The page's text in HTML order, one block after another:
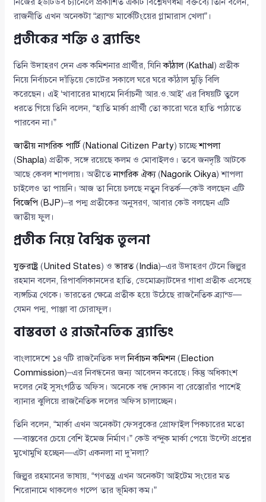
রাজনীতি এখন অনেকটা “ব্র্যান্ড মার্কেটিংয়ের গ্লামারাস খেলা”।
প্রতীকের শক্তি ও ব্র্যান্ডিং
তিনি উদাহরণ দেন এক কমিশনার প্রার্থীর, যিনিকাঁঠাল(Kathal ) প্রতীক
নিয়ে নির্বাচনে দাঁড়িয়ে ভোটের সকালে ঘরে ঘরে কাঁঠাল মুড়ি বিলি
করেছেন। এই ‘খাবারের মাধ্যমে নির্বাচনী আর.ও.আই’ এর বিষয়টি তুলে
ধরতে গিয়ে তিনি বলেন, “হাতি মার্কা প্রার্থী তো কারো ঘরে হাতি পাঠাতে
পারবেন না।”
জাতীয় নাগরিক পার্টি (National Citizen Party) চাচ্ছেশাপলা
(Shapla) প্রতীক, সঙ্গে রয়েছে কলম ও মোবাইলও। তবে জনদৃষ্টি আটকে
আছে কেবল শাপলায়। অতীতেনাগরিক ঐক্য(Nagorik Oikya) শাপলা
চাইলেও তা পায়নি। আজ তা নিয়ে চলছে নতুন বিতর্ক—কেউ বলছেন এটি
বিজেপি (BJP)–র পদ্ম প্রতীকের অনুসরণ, আবার কেউ বলছেন এটি
জাতীয় ফুল।
প্রতীক নিয়ে বৈশ্বিক তুলনা
যুক্তরাষ্ট্র (United States) ওভারত( India)–এর উদাহরণ টেনে জিল্লুর
রহমান বলেন, রিপাবলিকানদের হাতি, ডেমোক্র্যাটদের গাধা প্রতীক এসেছে
ব্যঙ্গচিত্র থেকে। ভারতের ক্ষেত্রে প্রতীক হয়ে উঠেছে রাজনৈতিক ব্র্যান্ড—
যেমন পদ্ম, পাঞ্জা বা চোরাফুল।
বাস্তবতা ও রাজনৈতিক ব্র্যান্ডিং
বাংলাদেশে ১৪৭টি রাজনৈতিক দলনির্বাচন কমিশন( Election
Commission)–এর নিবন্ধনের জন্য আবেদন করেছে। কিন্তু অধিকাংশ
দলের নেই সুসংগঠিত অফিস। অনেকে বন্ধ দোকান বা রেস্তোরাঁর পাশেই
ব্যানার ঝুলিয়ে রাজনৈতিক দলের অফিস চালাচ্ছেন।
তিনি বলেন, “মার্কা এখন অনেকটা ফেসবুকের প্রোফাইল পিকচারের মতো
—বাস্তবের চেয়ে বেশি ইমেজ নির্মাণ।” কেউ বন্দুক মার্কা পেয়ে উল্টো প্রশ্নের
মুখোমুখি হচ্ছেন—এটা একনলা না দু’নলা?
জিল্লুর রহমানের ভাষায়, “গণতন্ত্র এখন অনেকটা আইটেম সংয়ের মত
শিরোনামে থাকলেও গল্পে তার ভূমিকা কম।”